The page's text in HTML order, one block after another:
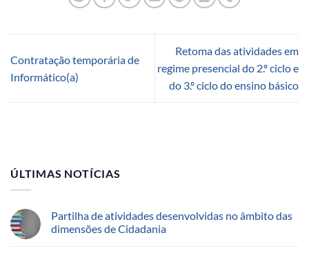
Contratação temporária de
Informático(a)
Retoma das atividades em
regime presencial do 2.º ciclo e
do 3.º ciclo do ensino básico
ÚLTIMAS NOTÍCIAS
Partilha de atividades desenvolvidas no âmbito das
dimensões de Cidadania